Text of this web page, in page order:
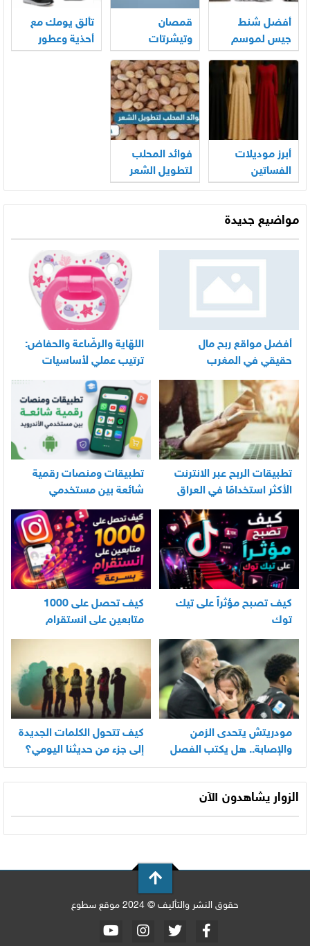
أفضل شنط
جيس لموسم
2026: تصاميم
رائعة تناسب
جميع الأذواق
قمصان
وتيشرتات
ترنديول: أناقة
وراحة بين
التصميم
الكلاسيكي
والعصري
تألق يومك مع
أحذية وعطور
أبرز موديلات
الفساتين
النسائية التي
تبقى موضتها
دائمًا
فوائد المحلب
لتطويل الشعر
مواضيع جديدة
أفضل مواقع ربح مال
حقيقي في المغرب
اللهّاية والرضّاعة والحفاض:
ترتيب عملي لأساسيات
العناية اليومية بالرضيع
تطبيقات الربح عبر الانترنت
الأكثر استخدامًا في العراق
تطبيقات ومنصات رقمية
شائعة بين مستخدمي
الأندرويد
كيف تصبح مؤثراً على تيك
توك
كيف تحصل على 1000
متابعين على انستقرام
بسرعة
مودريتش يتحدى الزمن
والإصابة.. هل يكتب الفصل
الأخير في أسطورته
المونديالية؟
كيف تتحول الكلمات الجديدة
إلى جزء من حديثنا اليومي؟
الزوار يشاهدون الآن
حقوق النشر والتأليف © 2024 موقع سطوع